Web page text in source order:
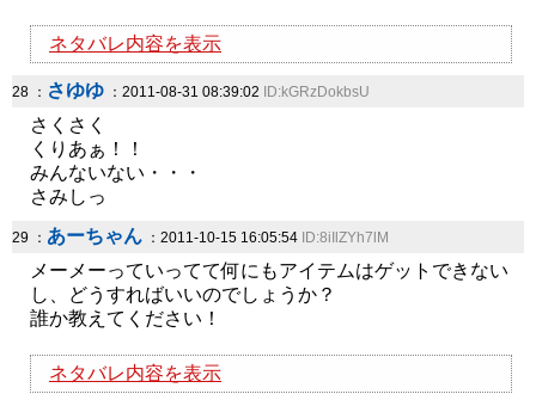
ネタバレ内容を表示
28 ： さゆゆ ：2011-08-31 08:39:02 ID:kGRzDokbsU
さくさく
くりあぁ！！
みんないない・・・
さみしっ
29 ： あーちゃん ：2011-10-15 16:05:54 ID:8iIlZYh7lM
メーメーっていってて何にもアイテムはゲットできない
し、どうすればいいのでしょうか？
誰か教えてください！
ネタバレ内容を表示